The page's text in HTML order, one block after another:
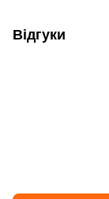
Відгуки